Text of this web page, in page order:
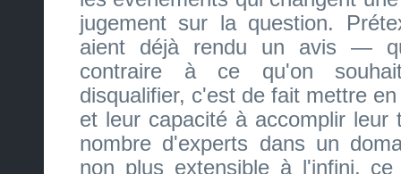
jugement sur la question.
aient déjà rendu un avis —
contraire à ce qu'on
disqualifier, c'est de fait mettre
et leur capacité à accomplir leur
nombre d'experts dans un
non plus extensible à l'infini,